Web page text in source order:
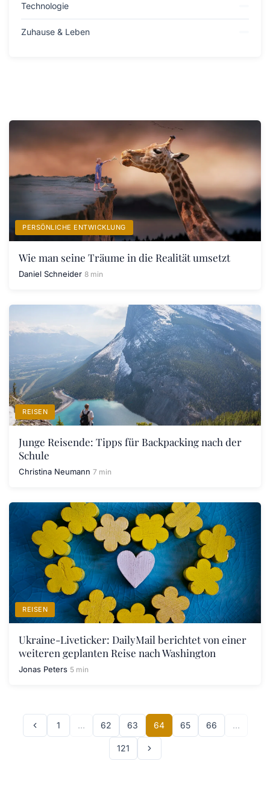
Technologie
Zuhause & Leben
PERSÖNLICHE ENTWICKLUNG
Wie man seine Träume in die Realität umsetzt
Daniel Schneider 8 min
REISEN
Junge Reisende: Tipps für Backpacking nach der
Schule
Christina Neumann 7 min
REISEN
Ukraine-Liveticker: DailyMail berichtet von einer
weiteren geplanten Reise nach Washington
Jonas Peters 5 min
1 … 62 63 64 65 66 …
121